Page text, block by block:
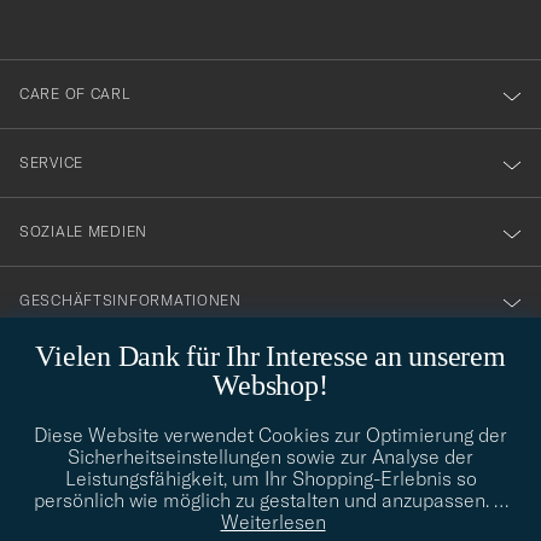
Vielen Dank für Ihr Interesse an unserem
Webshop!
Diese Website verwendet Cookies zur Optimierung der
Sicherheitseinstellungen sowie zur Analyse der
Leistungsfähigkeit, um Ihr Shopping-Erlebnis so
persönlich wie möglich zu gestalten und anzupassen. …
Weiterlesen
dig
till
vårt
nyhetsbrev!
CARE OF CARL
SERVICE
SOZIALE MEDIEN
GESCHÄFTSINFORMATIONEN
info@careofcarl.de
Benötigen Sie Hilfe bei der Suche nach Ihrem persönlichen Stil?
Wenden Sie sich an uns, wir helfen Ihnen gerne weiter!
STILBERATUNG